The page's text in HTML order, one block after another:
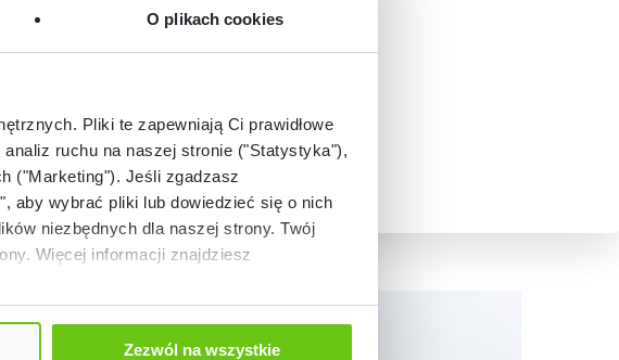
O plikach cookies
Pliki te zapewniają Ci prawidłowe
ruchu na naszej stronie ("Statystyka"),
("Marketing"). Jeśli zgadzasz
aby wybrać pliki lub dowiedzieć się o nich
niezbędnych dla naszej strony. Twój
Więcej informacji znajdziesz
Zezwól na wszystkie